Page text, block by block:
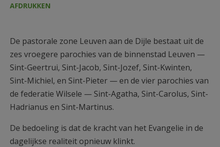
AFDRUKKEN
De pastorale zone Leuven aan de Dijle bestaat uit de
zes vroegere parochies van de binnenstad Leuven —
Sint-Geertrui, Sint-Jacob, Sint-Jozef, Sint-Kwinten,
Sint-Michiel, en Sint-Pieter — en de vier parochies van
de federatie Wilsele — Sint-Agatha, Sint-Carolus, Sint-
Hadrianus en Sint-Martinus.
De bedoeling is dat de kracht van het Evangelie in de
dagelijkse realiteit opnieuw klinkt.